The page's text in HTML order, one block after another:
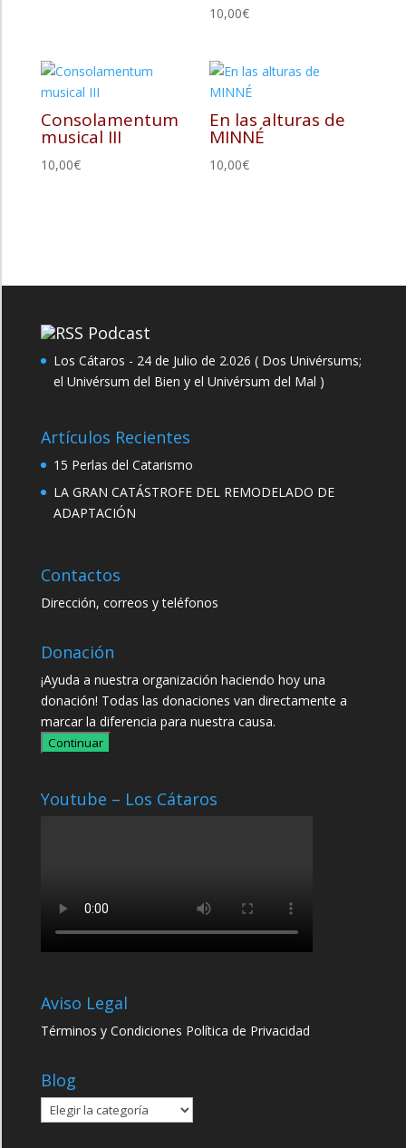
10,00€
Consolamentum
musical III
10,00€
En las alturas de
MINNÉ
10,00€
Podcast
Los Cátaros - 24 de Julio de 2.026 ( Dos Univérsums;
el Univérsum del Bien y el Univérsum del Mal )
Artículos Recientes
15 Perlas del Catarismo
LA GRAN CATÁSTROFE DEL REMODELADO DE
ADAPTACIÓN
Contactos
Dirección, correos y teléfonos
Donación
¡Ayuda a nuestra organización haciendo hoy una
donación! Todas las donaciones van directamente a
marcar la diferencia para nuestra causa.
Continuar
Youtube – Los Cátaros
Aviso Legal
Términos y Condiciones Política de Privacidad
Blog
Blog